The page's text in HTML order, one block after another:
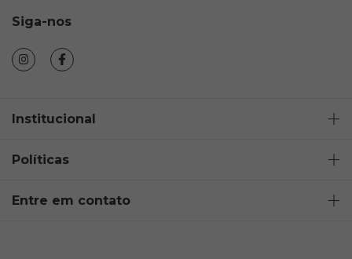
Siga-nos
Institucional
Políticas
Entre em contato